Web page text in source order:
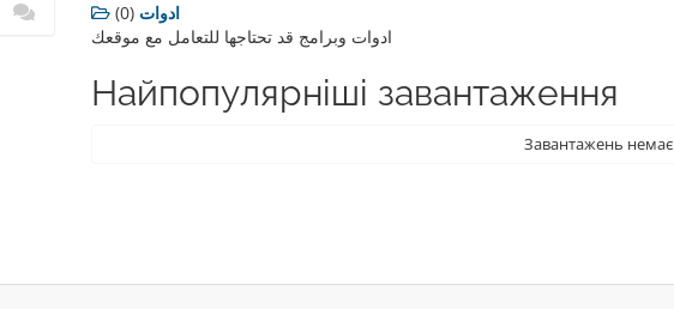
ادوات (0)
ادوات وبرامج قد تحتاجها للتعامل مع موقعك
Найпопулярніші завантаження
Завантажень немає